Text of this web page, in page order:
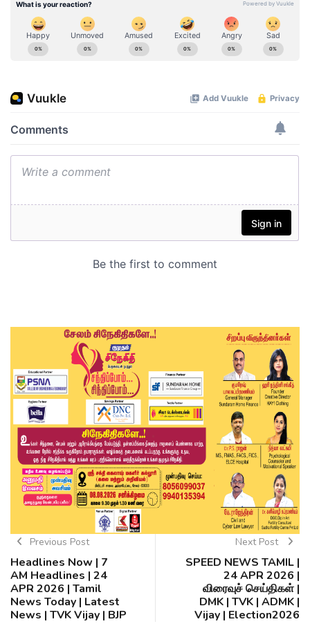
Previous Post
Headlines Now | 7
AM Headlines | 24
APR 2026 | Tamil
News Today | Latest
News | TVK Vijay | BJP
Next Post
SPEED NEWS TAMIL |
24 APR 2026 |
விரைவுச் செய்திகள் |
DMK | TVK | ADMK |
Vijay | Election2026